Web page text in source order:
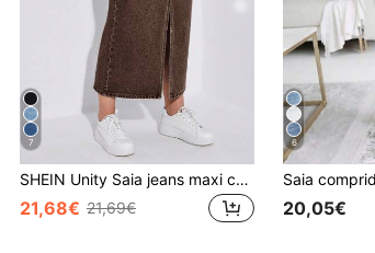
7
SHEIN Unity Saia jeans maxi com fenda casual feminina
21,68€ 21,69€
6
20,05€